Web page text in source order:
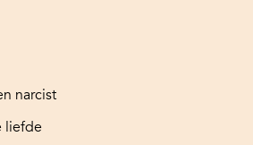
narcist
liefde